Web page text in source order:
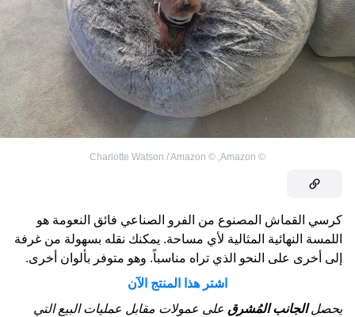
©
Amazon
,
©
Charlotte Watson / Amazon
كرسي القماش المصنوع من الفرو الصناعي فائق النعومة هو
اللمسة النهائية المثالية لأي مساحة. يمكنك نقله بسهولة من غرفة
إلى أخرى على النحو الذي تراه مناسباً. وهو متوفر بألوان أخرى.
اشتر هذا المنتج الآن
يحصلالجانب المُشرق على عمولات مقابل عمليات البيع التي